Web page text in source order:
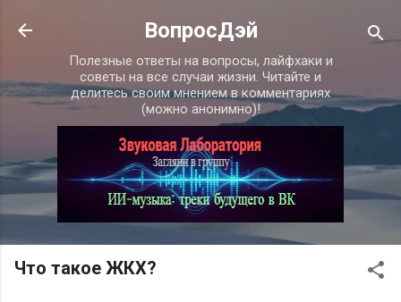
К основному контенту
ВопросДэй
Полезные ответы на вопросы, лайфхаки и
советы на все случаи жизни. Читайте и
делитесь своим мнением в комментариях
(можно анонимно)!
Что такое ЖКХ?